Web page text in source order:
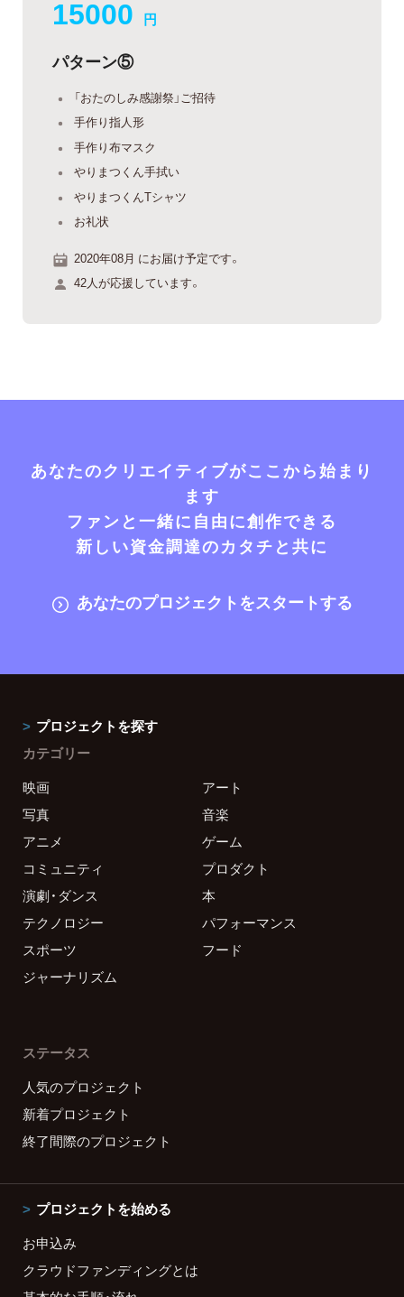
15000 円
パターン⑤
「おたのしみ感謝祭」ご招待
手作り指人形
手作り布マスク
やりまつくん手拭い
やりまつくんTシャツ
お礼状
2020年08月 にお届け予定です。
42人が応援しています。
あなたのクリエイティブがここから始まり
ます
ファンと一緒に自由に創作できる
新しい資金調達のカタチと共に
あなたのプロジェクトをスタートする
プロジェクトを探す
カテゴリー
映画
アート
写真
音楽
アニメ
ゲーム
コミュニティ
プロダクト
演劇・ダンス
本
テクノロジー
パフォーマンス
スポーツ
フード
ジャーナリズム
ステータス
人気のプロジェクト
新着プロジェクト
終了間際のプロジェクト
プロジェクトを始める
お申込み
クラウドファンディングとは